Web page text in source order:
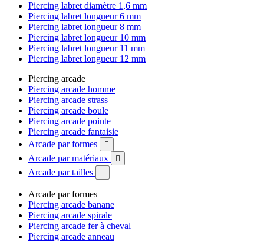
Piercing labret diamètre 1,6 mm
Piercing labret longueur 6 mm
Piercing labret longueur 8 mm
Piercing labret longueur 10 mm
Piercing labret longueur 11 mm
Piercing labret longueur 12 mm
Piercing arcade
Piercing arcade homme
Piercing arcade strass
Piercing arcade boule
Piercing arcade pointe
Piercing arcade fantaisie
Arcade par formes

Arcade par matériaux 
Arcade par tailles 
Arcade par formes
Piercing arcade banane
Piercing arcade spirale
Piercing arcade fer à cheval
Piercing arcade anneau